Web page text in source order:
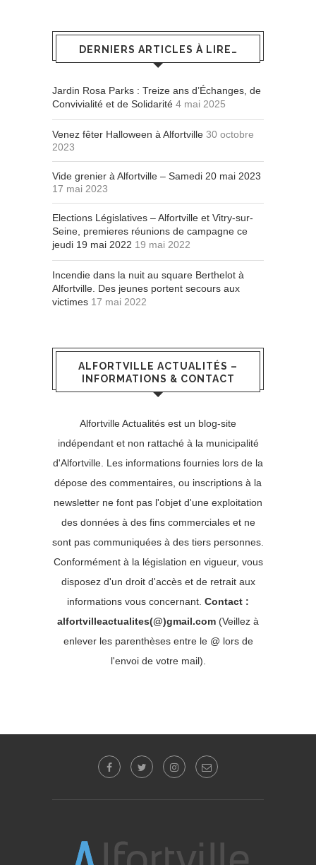
DERNIERS ARTICLES À LIRE…
Jardin Rosa Parks : Treize ans d’Échanges, de
Convivialité et de Solidarité 4 mai 2025
Venez fêter Halloween à Alfortville 30 octobre
2023
Vide grenier à Alfortville – Samedi 20 mai 2023
17 mai 2023
Elections Législatives – Alfortville et Vitry-sur-
Seine, premieres réunions de campagne ce
jeudi 19 mai 2022 19 mai 2022
Incendie dans la nuit au square Berthelot à
Alfortville. Des jeunes portent secours aux
victimes 17 mai 2022
ALFORTVILLE ACTUALITÉS –
INFORMATIONS & CONTACT
Alfortville Actualités est un blog-site
indépendant et non rattaché à la municipalité
d'Alfortville. Les informations fournies lors de la
dépose des commentaires, ou inscriptions à la
newsletter ne font pas l'objet d'une exploitation
des données à des fins commerciales et ne
sont pas communiquées à des tiers personnes.
Conformément à la législation en vigueur, vous
disposez d'un droit d'accès et de retrait aux
informations vous concernant. Contact :
alfortvilleactualites(@)gmail.com (Veillez à
enlever les parenthèses entre le @ lors de
l'envoi de votre mail).